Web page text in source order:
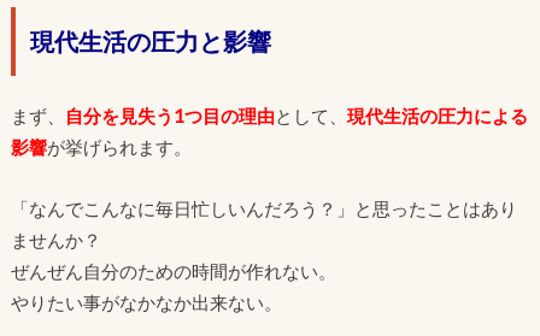
現代生活の圧力と影響
まず、 自分を見失う1つ目の理由として、 現代生活の圧力による
影響が挙げられます。
「なんでこんなに毎日忙しいんだろう？」と思ったことはあり
ませんか？
ぜんぜん自分のための時間が作れない。
やりたい事がなかなか出来ない。